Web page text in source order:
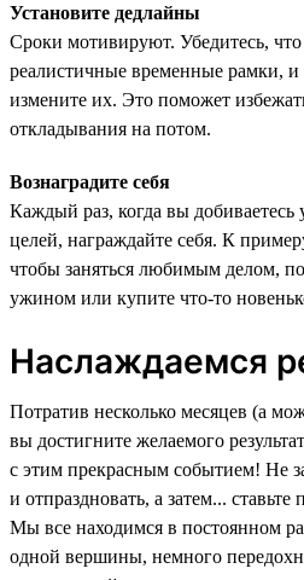
Установите дедлайны
Сроки мотивируют. Убедитесь,
реалистичные временные рамки, и
измените их. Это поможет
откладывания на потом.
Вознаградите себя
Каждый раз, когда вы добиваетесь
целей, награждайте себя. К
чтобы заняться любимым делом,
ужином или купите что-то
Наслаждаемся
Потратив несколько месяцев (а
вы достигните желаемого
с этим прекрасным событием! Не
и отпраздновать, а затем...
Мы все находимся в постоянном
одной вершины, немного